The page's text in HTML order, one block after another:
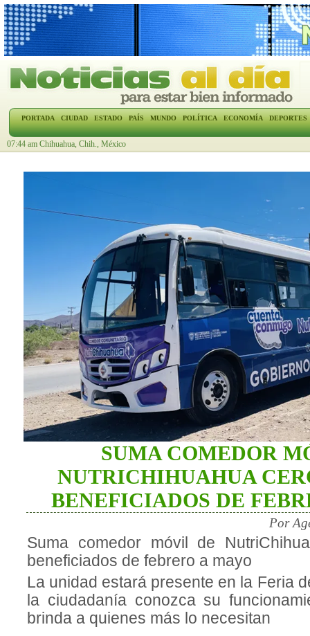
PORTADA CIUDAD ESTADO PAÍS MUNDO POLÍTICA ECONOMÍA DEPORTES
07:44 am Chihuahua, Chih., México
SUMA COMEDOR
NUTRICHIHUAHUA
BENEFICIADOS DE
Por
Suma comedor móvil de
beneficiados de febrero a mayo
La unidad estará presente en la Feria
la ciudadanía conozca su
brinda a quienes más lo necesitan